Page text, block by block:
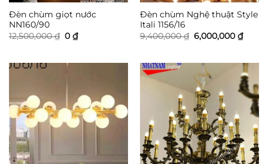
Đèn chùm giọt nước
NN160/90
12,500,000₫ Giá
gốc
0 ₫Giá
hiện
0 ₫.
Đèn chùm Nghệ thuật Style
Itali 1156/16
9,400,000₫ Giá
gốc
6,000,000 ₫Giá
hiện